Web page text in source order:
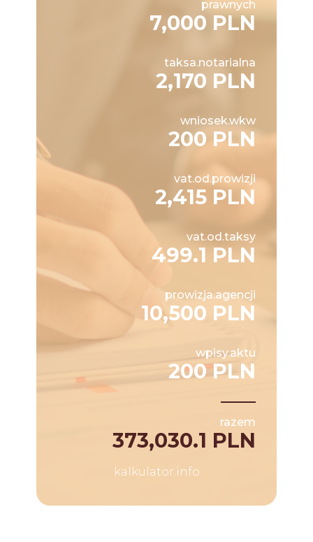
prawnych
7,000 PLN
taksa.notarialna
2,170 PLN
wniosek.wkw
200 PLN
vat.od.prowizji
2,415 PLN
vat.od.taksy
499.1 PLN
prowizja.agencji
10,500 PLN
wpisy.aktu
200 PLN
razem
373,030.1 PLN
kalkulator.info